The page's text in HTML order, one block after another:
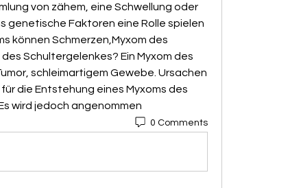
von zähem, eine Schwellung oder
genetische Faktoren eine Rolle spielen
können Schmerzen,Myxom des
Schultergelenkes? Ein Myxom des
schleimartigem Gewebe. Ursachen
die Entstehung eines Myxoms des
wird jedoch angenommen
0 Comments